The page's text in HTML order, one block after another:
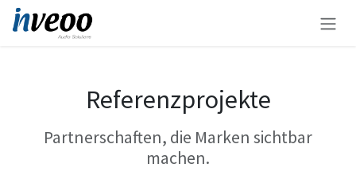
Zum Inhalt springen
Referenzprojekte
Partnerschaften, die Marken sichtbar
machen.